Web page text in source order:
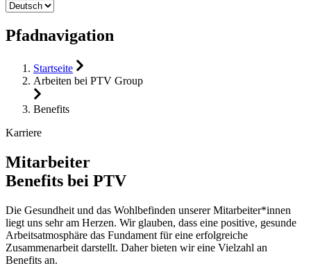
Pfadnavigation
Startseite
Arbeiten bei PTV Group
Benefits
Karriere
Mitarbeiter
Benefits bei PTV
Die Gesundheit und das Wohlbefinden unserer Mitarbeiter*innen
liegt uns sehr am Herzen. Wir glauben, dass eine positive, gesunde
Arbeitsatmosphäre das Fundament für eine erfolgreiche
Zusammenarbeit darstellt. Daher bieten wir eine Vielzahl an
Benefits an.